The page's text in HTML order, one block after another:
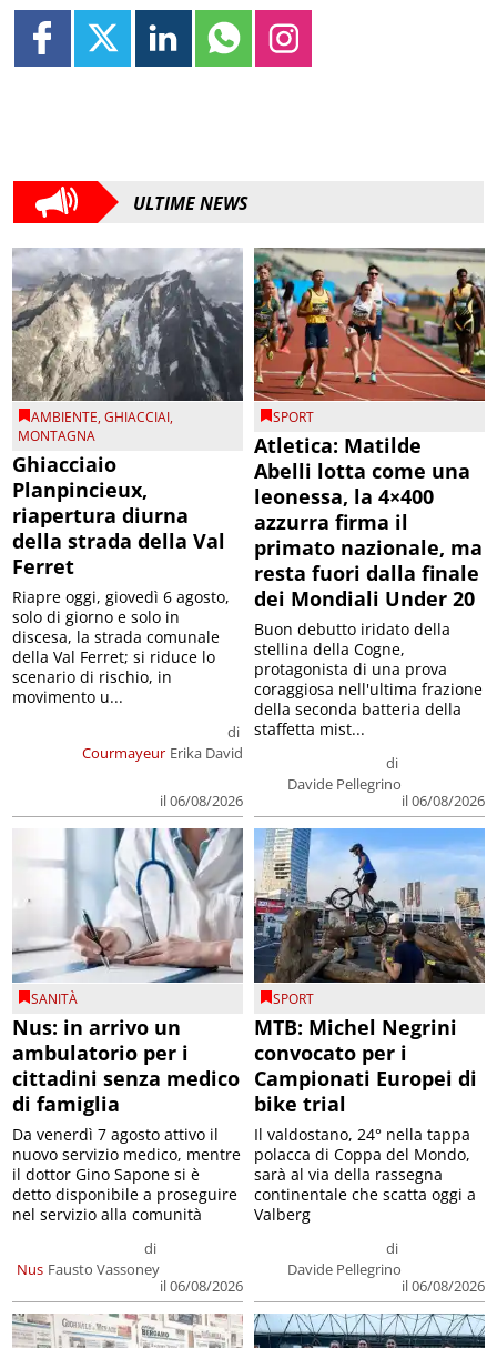
ULTIME NEWS
AMBIENTE,GHIACCIAI,
MONTAGNA
Ghiacciaio
Planpincieux,
riapertura diurna
della strada della Val
Ferret
Courmayeur
di
Erika David
il 06/08/2026
Riapre oggi, giovedì 6 agosto,
solo di giorno e solo in
discesa, la strada comunale
della Val Ferret; si riduce lo
scenario di rischio, in
movimento u...
SPORT
Atletica: Matilde
Abelli lotta come una
leonessa, la 4×400
azzurra firma il
primato nazionale, ma
resta fuori dalla finale
dei Mondiali Under 20
di
Davide Pellegrino
il 06/08/2026
Buon debutto iridato della
stellina della Cogne,
protagonista di una prova
coraggiosa nell'ultima frazione
della seconda batteria della
staffetta mist...
SANITÀ
Nus: in arrivo un
ambulatorio per i
cittadini senza medico
di famiglia
Nus
di
Fausto Vassoney
il 06/08/2026
Da venerdì 7 agosto attivo il
nuovo servizio medico, mentre
il dottor Gino Sapone si è
detto disponibile a proseguire
nel servizio alla comunità
SPORT
MTB: Michel Negrini
convocato per i
Campionati Europei di
bike trial
di
Davide Pellegrino
il 06/08/2026
Il valdostano, 24° nella tappa
polacca di Coppa del Mondo,
sarà al via della rassegna
continentale che scatta oggi a
Valberg